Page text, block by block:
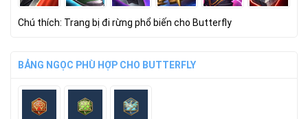
Chú thích: Trang bị đi rừng phổ biến cho Butterfly
BẢNG NGỌC PHÙ HỢP CHO BUTTERFLY